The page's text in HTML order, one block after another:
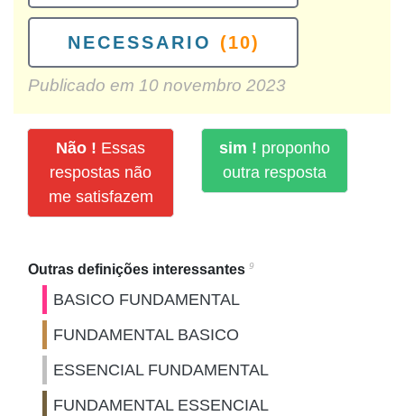
NECESSARIO (10)
Publicado em 10 novembro 2023
Não ! Essas
respostas não
me satisfazem
sim ! proponho
outra resposta
Outras definições interessantes 9
BASICO FUNDAMENTAL
FUNDAMENTAL BASICO
ESSENCIAL FUNDAMENTAL
FUNDAMENTAL ESSENCIAL